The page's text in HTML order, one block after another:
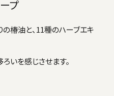
プ
椿油と、11種のハーブエキ
いを感じさせます。